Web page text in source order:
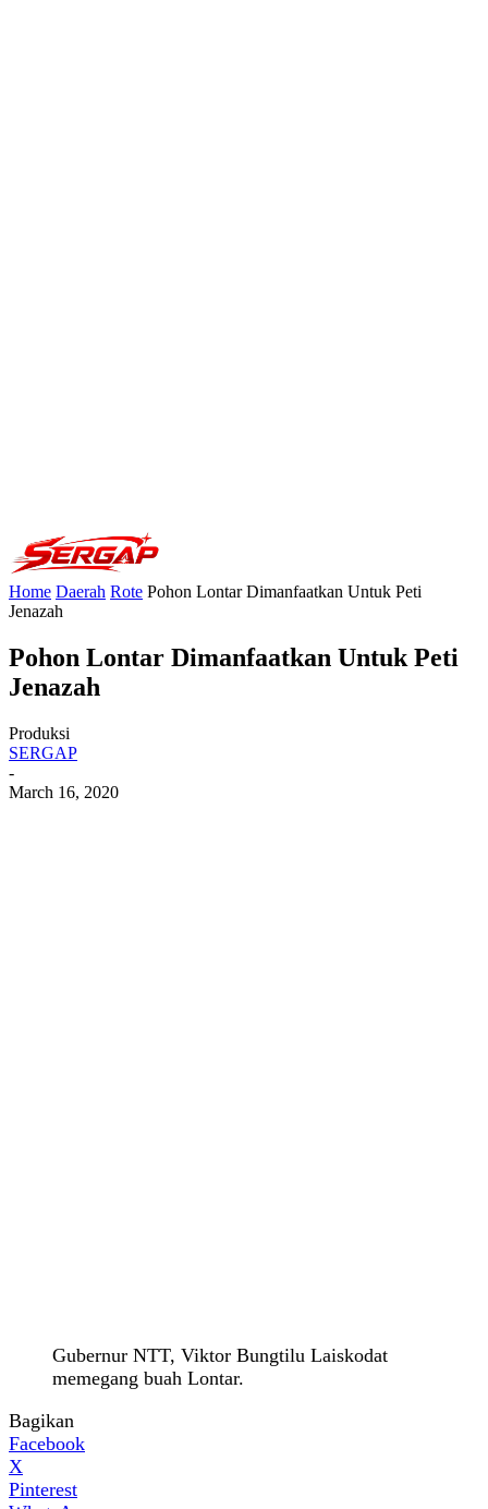
Home Daerah Rote Pohon Lontar Dimanfaatkan Untuk Peti
Jenazah
Pohon Lontar Dimanfaatkan Untuk Peti
Jenazah
Produksi
SERGAP
-
March 16, 2020
Gubernur NTT, Viktor Bungtilu Laiskodat
memegang buah Lontar.
Bagikan
Facebook
X
Pinterest